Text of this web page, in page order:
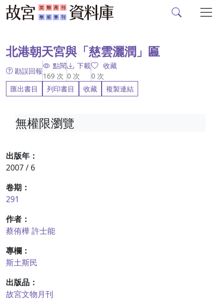
北港朝天宮與「慈雲灑潤」匾
勘誤回報
點閱
169 次
下載
0 次
收藏
0 次
匯出書目
列印書目 收藏 複製連結
出版年：
2007 / 6
卷期：
291
作者：
蔡侑樺許士能
專欄：
斯土斯民
出版品：
故宮文物月刊
無權限瀏覽